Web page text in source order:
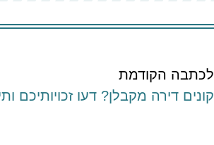
לכתבה הקודמת
קונים דירה מקבלן? דעו זכויותיכם